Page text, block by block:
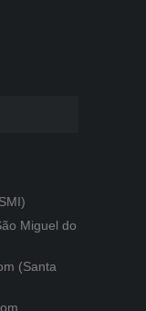
Miguel do
(Santa